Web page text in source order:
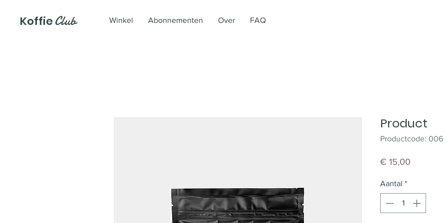
KoffieClub Winkel Abonnementen Over FAQ
Product
Productcode: 006
€ 15,00
Aantal *